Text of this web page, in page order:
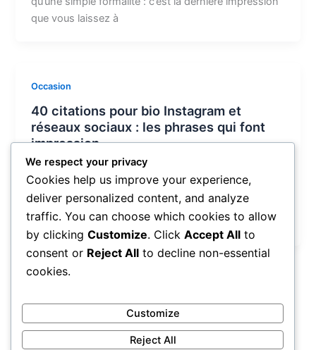
que vous laissez à
Occasion
40 citations pour bio Instagram et
réseaux sociaux : les phrases qui font
impression
webesofr/mars 20, 2026
Votre bio Instagram ou votre description sur les
réseaux sociaux est souvent la première impression
que vous donnez au monde
We respect your privacy
Cookies help us improve your experience,
deliver personalized content, and analyze
traffic. You can choose which cookies to allow
by clicking Customize. Click Accept All to
consent or Reject All to decline non-essential
cookies.
Customize
Reject All